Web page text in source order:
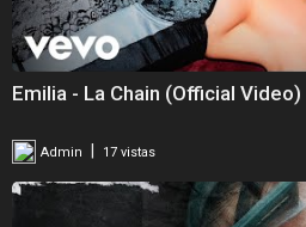
Emilia - La Chain (Official Video)
Admin | 17 vistas